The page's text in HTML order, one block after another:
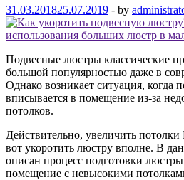
31.03.201825.07.2019 - by
Подвесные люстры классические
большой популярностью даже в
Однако возникает ситуация, когда
вписывается в помещение из-за
потолков.
Действительно, увеличить
вот укоротить люстру вполне. В
описан процесс подготовки
помещение с невысокими